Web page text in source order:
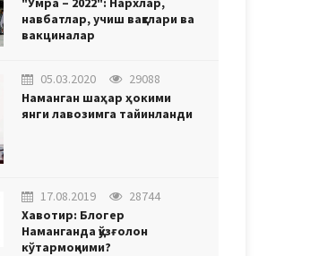
навбатлар, учиш вақтлари ва
вакциналар
05.03.2020
29088
Наманган шаҳар ҳокими
янги лавозимга тайинланди
17.08.2019
28744
Хавотир: Блогер
Наманганда қўзғолон
кўтармоқчими?